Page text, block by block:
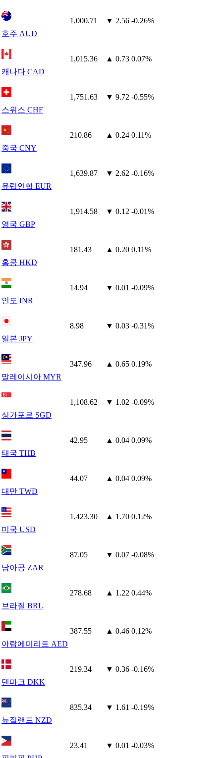
호주 AUD
1,000.71 ▼ 2.56 -0.26%
캐나다 CAD
1,015.36 ▲ 0.73 0.07%
스위스 CHF
1,751.63 ▼ 9.72 -0.55%
중국 CNY
210.86 ▲ 0.24 0.11%
유럽연합 EUR
1,639.87 ▼ 2.62 -0.16%
영국 GBP
1,914.58 ▼ 0.12 -0.01%
홍콩 HKD
181.43 ▲ 0.20 0.11%
인도 INR
14.94 ▼ 0.01 -0.09%
일본 JPY
8.98 ▼ 0.03 -0.31%
말레이시아 MYR
347.96 ▲ 0.65 0.19%
싱가포르 SGD
1,108.62 ▼ 1.02 -0.09%
태국 THB
42.95 ▲ 0.04 0.09%
대만 TWD
44.07 ▲ 0.04 0.09%
미국 USD
1,423.30 ▲ 1.70 0.12%
남아공 ZAR
87.05 ▼ 0.07 -0.08%
브라질 BRL
278.68 ▲ 1.22 0.44%
아랍에미리트 AED
387.55 ▲ 0.46 0.12%
덴마크 DKK
219.34 ▼ 0.36 -0.16%
뉴질랜드 NZD
835.34 ▼ 1.61 -0.19%
23.41 ▼ 0.01 -0.03%